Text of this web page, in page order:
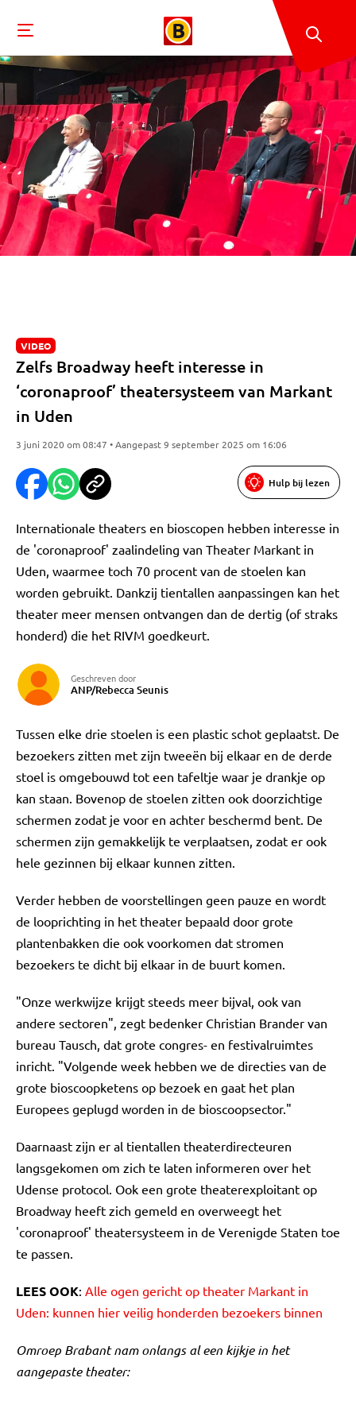
VIDEO
Zelfs Broadway heeft interesse in
‘coronaproof’ theatersysteem van Markant
in Uden
3 juni 2020 om 08:47 • Aangepast 9 september 2025 om 16:06
Hulp bij lezen
Internationale theaters en bioscopen hebben interesse in
de 'coronaproof' zaalindeling van Theater Markant in
Uden, waarmee toch 70 procent van de stoelen kan
worden gebruikt. Dankzij tientallen aanpassingen kan het
theater meer mensen ontvangen dan de dertig (of straks
honderd) die het RIVM goedkeurt.
Geschreven door
ANP/Rebecca Seunis
Tussen elke drie stoelen is een plastic schot geplaatst. De
bezoekers zitten met zijn tweeën bij elkaar en de derde
stoel is omgebouwd tot een tafeltje waar je drankje op
kan staan. Bovenop de stoelen zitten ook doorzichtige
schermen zodat je voor en achter beschermd bent. De
schermen zijn gemakkelijk te verplaatsen, zodat er ook
hele gezinnen bij elkaar kunnen zitten.
Verder hebben de voorstellingen geen pauze en wordt
de looprichting in het theater bepaald door grote
plantenbakken die ook voorkomen dat stromen
bezoekers te dicht bij elkaar in de buurt komen.
"Onze werkwijze krijgt steeds meer bijval, ook van
andere sectoren", zegt bedenker Christian Brander van
bureau Tausch, dat grote congres- en festivalruimtes
inricht. "Volgende week hebben we de directies van de
grote bioscoopketens op bezoek en gaat het plan
Europees geplugd worden in de bioscoopsector."
Daarnaast zijn er al tientallen theaterdirecteuren
langsgekomen om zich te laten informeren over het
Udense protocol. Ook een grote theaterexploitant op
Broadway heeft zich gemeld en overweegt het
'coronaproof' theatersysteem in de Verenigde Staten toe
te passen.
LEES OOK: Alle ogen gericht op theater Markant in
Uden: kunnen hier veilig honderden bezoekers binnen
Omroep Brabant nam onlangs al een kijkje in het
aangepaste theater: